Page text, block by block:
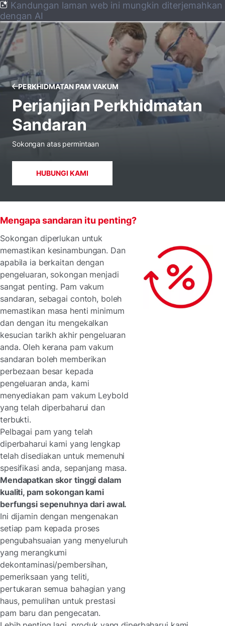
Kandungan laman web ini mungkin diterjemahkan
dengan AI
PERKHIDMATAN PAM VAKUM
Perjanjian Perkhidmatan
Sandaran
Sokongan atas permintaan
HUBUNGI KAMI
Mengapa sandaran itu penting?
Sokongan diperlukan untuk
memastikan kesinambungan. Dan
apabila ia berkaitan dengan
pengeluaran, sokongan menjadi
sangat penting. Pam vakum
sandaran, sebagai contoh, boleh
memastikan masa henti minimum
dan dengan itu mengekalkan
kesucian tarikh akhir pengeluaran
anda. Oleh kerana pam vakum
sandaran boleh memberikan
perbezaan besar kepada
pengeluaran anda, kami
menyediakan pam vakum Leybold
yang telah diperbaharui dan
terbukti.
Pelbagai pam yang telah
diperbaharui kami yang lengkap
telah disediakan untuk memenuhi
spesifikasi anda, sepanjang masa.
Mendapatkan skor tinggi dalam
kualiti, pam sokongan kami
berfungsi sepenuhnya dari awal.
Ini dijamin dengan mengenakan
setiap pam kepada proses
pengubahsuaian yang menyeluruh
yang merangkumi
dekontaminasi/pembersihan,
pemeriksaan yang teliti,
pertukaran semua bahagian yang
haus, pemulihan untuk prestasi
pam baru dan pengecatan.